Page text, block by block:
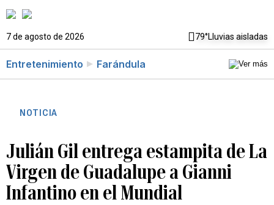
7 de agosto de 2026 79°Lluvias aisladas
Entretenimiento Farándula
NOTICIA
Julián Gil entrega estampita de La
Virgen de Guadalupe a Gianni
Infantino en el Mundial